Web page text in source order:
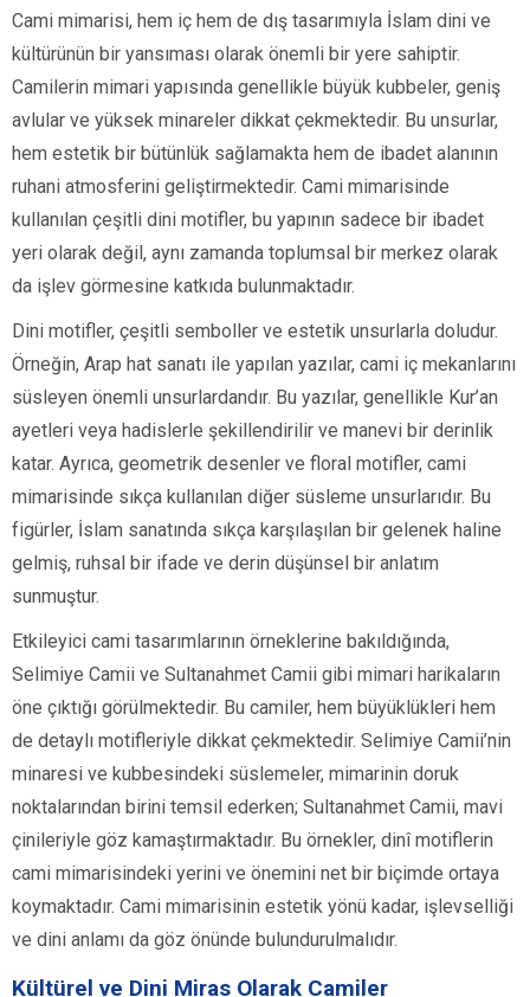
Cami mimarisi, hem iç hem de dış tasarımıyla İslam dini ve
kültürünün bir yansıması olarak önemli bir yere sahiptir.
Camilerin mimari yapısında genellikle büyük kubbeler, geniş
avlular ve yüksek minareler dikkat çekmektedir. Bu unsurlar,
hem estetik bir bütünlük sağlamakta hem de ibadet alanının
ruhani atmosferini geliştirmektedir. Cami mimarisinde
kullanılan çeşitli dini motifler, bu yapının sadece bir ibadet
yeri olarak değil, aynı zamanda toplumsal bir merkez olarak
da işlev görmesine katkıda bulunmaktadır.
Dini motifler, çeşitli semboller ve estetik unsurlarla doludur.
Örneğin, Arap hat sanatı ile yapılan yazılar, cami iç mekanlarını
süsleyen önemli unsurlardandır. Bu yazılar, genellikle Kur’an
ayetleri veya hadislerle şekillendirilir ve manevi bir derinlik
katar. Ayrıca, geometrik desenler ve floral motifler, cami
mimarisinde sıkça kullanılan diğer süsleme unsurlarıdır. Bu
figürler, İslam sanatında sıkça karşılaşılan bir gelenek haline
gelmiş, ruhsal bir ifade ve derin düşünsel bir anlatım
sunmuştur.
Etkileyici cami tasarımlarının örneklerine bakıldığında,
Selimiye Camii ve Sultanahmet Camii gibi mimari harikaların
öne çıktığı görülmektedir. Bu camiler, hem büyüklükleri hem
de detaylı motifleriyle dikkat çekmektedir. Selimiye Camii’nin
minaresi ve kubbesindeki süslemeler, mimarinin doruk
noktalarından birini temsil ederken; Sultanahmet Camii, mavi
çinileriyle göz kamaştırmaktadır. Bu örnekler, dinî motiflerin
cami mimarisindeki yerini ve önemini net bir biçimde ortaya
koymaktadır. Cami mimarisinin estetik yönü kadar, işlevselliği
ve dini anlamı da göz önünde bulundurulmalıdır.
Kültürel ve Dini Miras Olarak Camiler